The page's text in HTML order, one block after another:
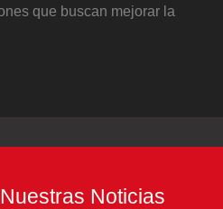
que buscan mejorar la
Noticias